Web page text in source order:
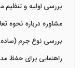
بررسی اولیه و
مشاوره درباره نحوه
بررسی نوع جرم
راهنمایی برای حفظ